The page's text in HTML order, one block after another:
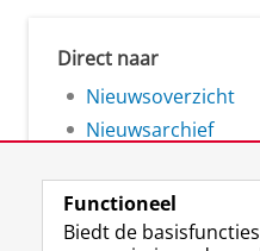
Direct naar
Nieuwsoverzicht
Nieuwsarchief
Functioneel
Biedt de